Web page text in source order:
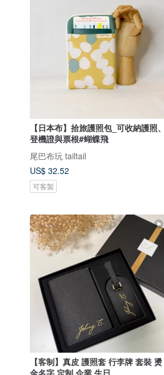
【日本布】拾旅護照包_可收納護照、
登機證與票根#蝴蝶飛
尾巴布玩 tailtail
US$ 32.52
可客製
【客制】真皮 護照套 行李牌 套裝 燙